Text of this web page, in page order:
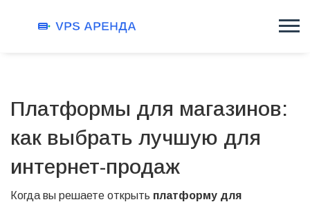
Платформы для магазинов:
как выбрать лучшую для
интернет-продаж
Когда вы решаете открыть платформу для